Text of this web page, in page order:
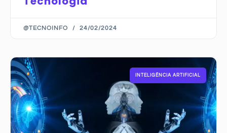
@TECNOINFO 24/02/2024
INTELIGÊNCIA ARTIFICIAL